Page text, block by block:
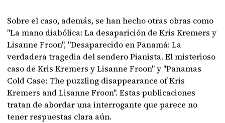
Sobre el caso, además, se han hecho otras obras como
"La mano diabólica: La desaparición de Kris Kremers y
Lisanne Froon", "Desaparecido en Panamá: La
verdadera tragedia del sendero Pianista. El misterioso
caso de Kris Kremers y Lisanne Froon" y "Panamas
Cold Case: The puzzling disappearance of Kris
Kremers and Lisanne Froon". Estas publicaciones
tratan de abordar una interrogante que parece no
tener respuestas clara aún.